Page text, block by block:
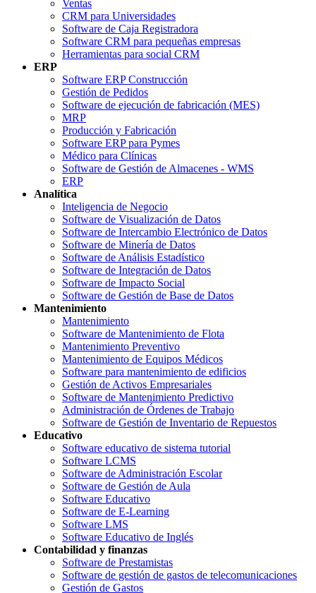
Ventas
CRM para Universidades
Software de Caja Registradora
Software CRM para pequeñas empresas
Herramientas para social CRM
ERP
Software ERP Construcción
Gestión de Pedidos
Software de ejecución de fabricación (MES)
MRP
Producción y Fabricación
Software ERP para Pymes
Médico para Clínicas
Software de Gestión de Almacenes - WMS
ERP
Analítica
Inteligencia de Negocio
Software de Visualización de Datos
Software de Intercambio Electrónico de Datos
Software de Minería de Datos
Software de Análisis Estadístico
Software de Integración de Datos
Software de Impacto Social
Software de Gestión de Base de Datos
Mantenimiento
Mantenimiento
Software de Mantenimiento de Flota
Mantenimiento Preventivo
Mantenimiento de Equipos Médicos
Software para mantenimiento de edificios
Gestión de Activos Empresariales
Software de Mantenimiento Predictivo
Administración de Órdenes de Trabajo
Software de Gestión de Inventario de Repuestos
Educativo
Software educativo de sistema tutorial
Software LCMS
Software de Administración Escolar
Software de Gestión de Aula
Software Educativo
Software de E-Learning
Software LMS
Software Educativo de Inglés
Contabilidad y finanzas
Software de Prestamistas
Software de gestión de gastos de telecomunicaciones
Gestión de Gastos